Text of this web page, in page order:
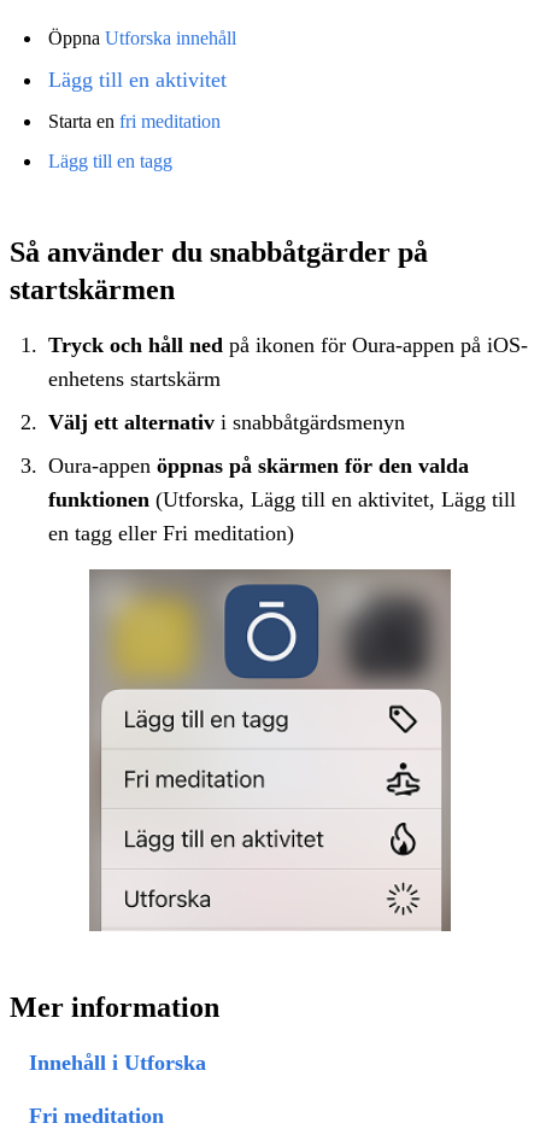
Öppna Utforska innehåll
Lägg till en aktivitet
Starta en fri meditation
Lägg till en tagg
Så använder du snabbåtgärder på
startskärmen
Tryck och håll ned på ikonen för Oura-appen på iOS-
enhetens startskärm
Välj ett alternativ i snabbåtgärdsmenyn
Oura-appen öppnas på skärmen för den valda
funktionen (Utforska, Lägg till en aktivitet, Lägg till
en tagg eller Fri meditation)
Mer information
Innehåll i Utforska
Fri meditation